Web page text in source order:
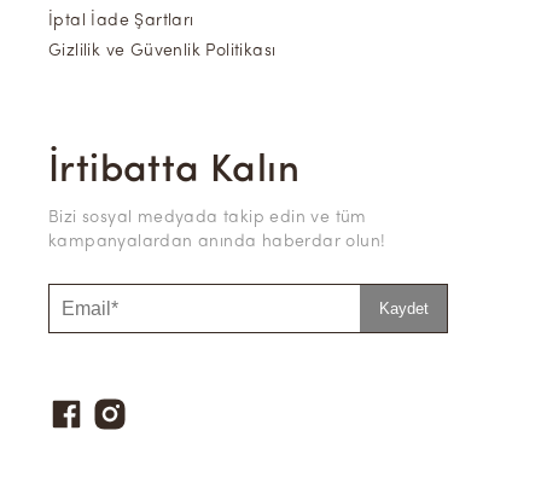
İptal İade Şartları
Gizlilik ve Güvenlik Politikası
İrtibatta Kalın
Bizi sosyal medyada takip edin ve tüm
kampanyalardan anında haberdar olun!
Kaydet